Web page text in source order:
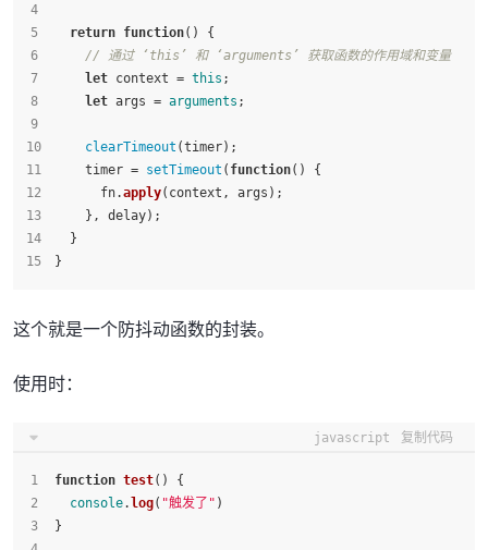
return function( ) {
// 通过 ‘this’ 和 ‘arguments’ 获取函数的作用域和变量
let context = this ;
let args = arguments ;
clearTimeout (timer);
    timer =
setTimeout ( function( ) {
      fn.
apply(context, args);
    }, delay);
  }
}
这个就是一个防抖动函数的封装。
使用时：
javascript 复制代码
function test( ) {
console. log( "触发了" )
}